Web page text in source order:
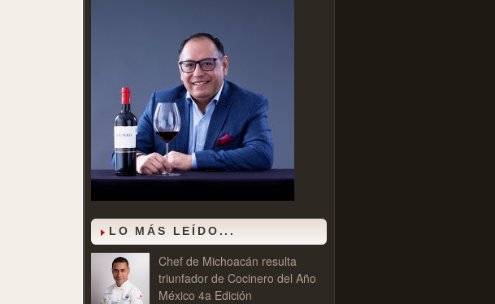
LO MÁS LEÍDO...
Chef de Michoacán resulta
triunfador de Cocinero del Año
México 4a Edición